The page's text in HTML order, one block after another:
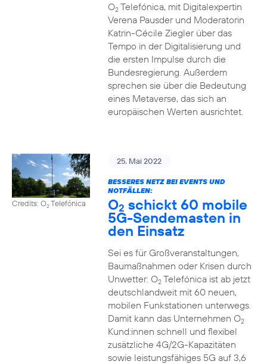
O2Telefónica, mit Digitalexpertin
Verena Pausder und Moderatorin
Katrin-Cécile Ziegler über das
Tempo in der Digitalisierung und
die ersten Impulse durch die
Bundesregierung. Außerdem
sprechen sie über die Bedeutung
eines Metaverse, das sich an
europäischen Werten ausrichtet.
Credits: O2Telefónica
25. Mai 2022
BESSERES NETZ BEI EVENTS UND
NOTFÄLLEN:
O2 schickt 60 mobile
5G-Sendemasten in
den Einsatz
Sei es für Großveranstaltungen,
Baumaßnahmen oder Krisen durch
Unwetter: O2Telefónica ist ab jetzt
deutschlandweit mit 60 neuen,
mobilen Funkstationen unterwegs.
Damit kann das Unternehmen O2
Kund:innen schnell und flexibel
zusätzliche 4G/2G-Kapazitäten
sowie leistungsfähiges 5G auf 3,6